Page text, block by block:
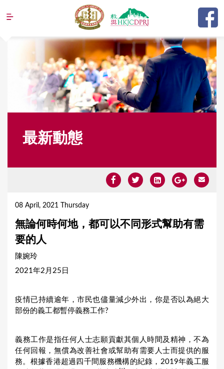
Jump to navigation
最新動態
08 April, 2021 Thursday
無論何時何地，都可以不同形式幫助有需
要的人
陳婉玲
2021年2月25日
疫情已持續逾年，市民也儘量減少外出，你是否以為絕大
部份的義工都暫停義務工作?
義務工作是指任何人士志願貢獻其個人時間及精神，不為
任何回報，無償為改善社會或幫助有需要人士而提供的服
務。根據香港超過四千間服務機構的紀錄，2019年義工服